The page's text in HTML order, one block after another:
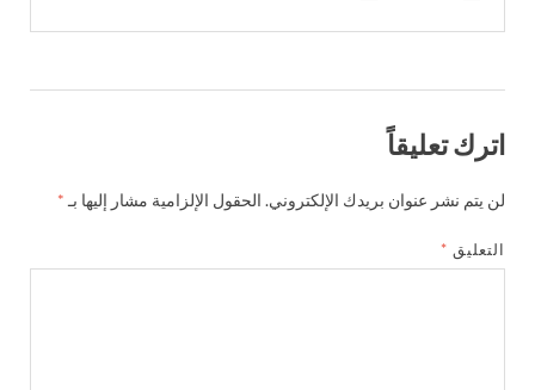
اترك تعليقاً
لن يتم نشر عنوان بريدك الإلكتروني. الحقول الإلزامية مشار إليها بـ *
التعليق *